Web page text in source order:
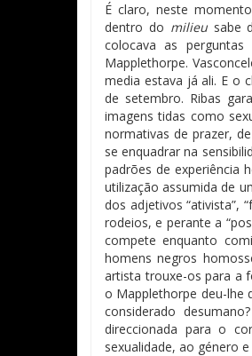
É claro, neste
dentro do milieusabe
colocava as
Mapplethorpe.
media estava já ali. E o
de setembro. Ribas
imagens tidas como
normativas de prazer,
se enquadrar na
padrões de experiência
utilização assumida de
dos adjetivos “ativista”,
rodeios, e perante a
compete enquanto
homens negros
artista trouxe-os para a
o Mapplethorpe deu-lhe
considerado
direccionada para o
sexualidade, ao género